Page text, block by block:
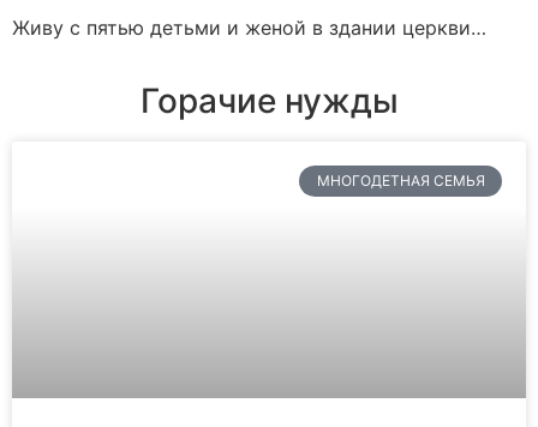
Живу с пятью детьми и женой в здании церкви…
Горачие нужды
МНОГОДЕТНАЯ СЕМЬЯ